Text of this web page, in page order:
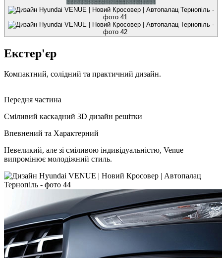
Екстер'єр
Компактний, солідний та практичний дизайн.
Передня частина
Сміливий каскадний 3D дизайн решітки
Впевнений та Характерний
Невеликий, але зі сміливою індивідуальністю, Venue
випромінює молодіжний стиль.